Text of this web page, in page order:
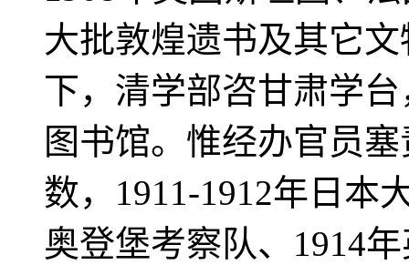
大批敦煌遗书及其它
下，清学部咨甘肃学
图书馆。惟经办官员
数，1911-1912年日本
奥登堡考察队、1914